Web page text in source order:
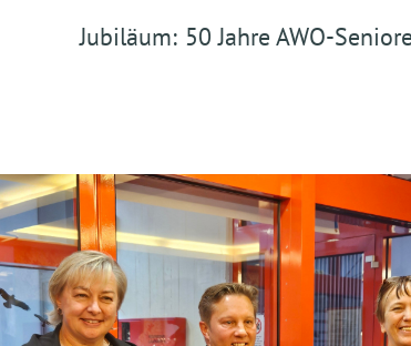
Jubiläum: 50 Jahre AWO-